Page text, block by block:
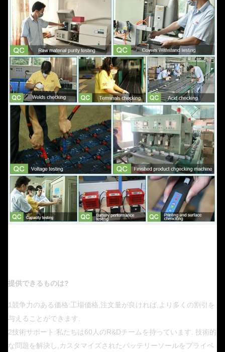
提供できるものは?
1競争力のある価格:工場価格,注文量が良ければ,より多くの割引を
与えることができます.
2技術サポート:私たちは60人のR&Dチームを持っています. 技術的
な問題を解決し,カスタマイズされたバッテリーソールをプライベ